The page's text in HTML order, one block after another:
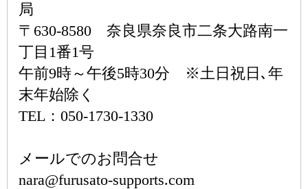
局
〒630-8580 奈良県奈良市二条大路南一
丁目1番1号
午前9時～午後5時30分 ※土日祝日､年
末年始除く
TEL：050-1730-1330
メールでのお問合せ
nara@furusato-supports.com